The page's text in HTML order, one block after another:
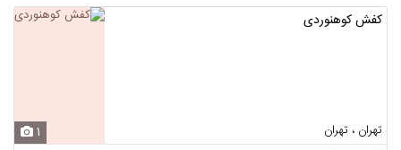
کفش کوهنوردی
تهران ، تهران 1